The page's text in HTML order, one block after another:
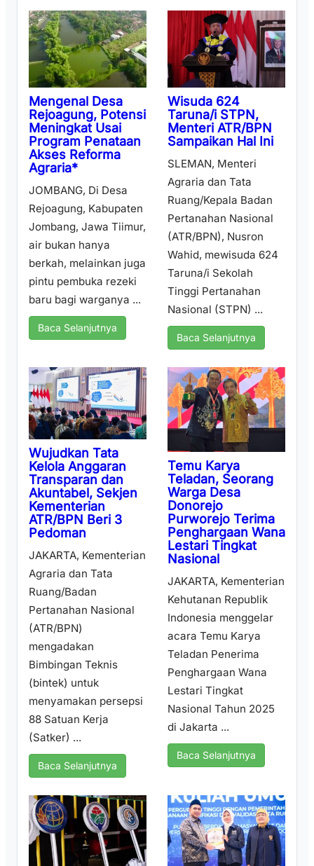
Mengenal Desa
Rejoagung, Potensi
Meningkat Usai
Program Penataan
Akses Reforma
Agraria*
JOMBANG, Di Desa
Rejoagung, Kabupaten
Jombang, Jawa Tiimur,
air bukan hanya
berkah, melainkan juga
pintu pembuka rezeki
baru bagi warganya ...
Baca Selanjutnya
Wisuda 624
Taruna/i STPN,
Menteri ATR/BPN
Sampaikan Hal Ini
SLEMAN, Menteri
Agraria dan Tata
Ruang/Kepala Badan
Pertanahan Nasional
(ATR/BPN), Nusron
Wahid, mewisuda 624
Taruna/i Sekolah
Tinggi Pertanahan
Nasional (STPN) ...
Baca Selanjutnya
Wujudkan Tata
Kelola Anggaran
Transparan dan
Akuntabel, Sekjen
Kementerian
ATR/BPN Beri 3
Pedoman
JAKARTA, Kementerian
Agraria dan Tata
Ruang/Badan
Pertanahan Nasional
(ATR/BPN)
mengadakan
Bimbingan Teknis
(bintek) untuk
menyamakan persepsi
88 Satuan Kerja
(Satker) ...
Baca Selanjutnya
Temu Karya
Teladan, Seorang
Warga Desa
Donorejo
Purworejo Terima
Penghargaan Wana
Lestari Tingkat
Nasional
JAKARTA, Kementerian
Kehutanan Republik
Indonesia menggelar
acara Temu Karya
Teladan Penerima
Penghargaan Wana
Lestari Tingkat
Nasional Tahun 2025
di Jakarta ...
Baca Selanjutnya